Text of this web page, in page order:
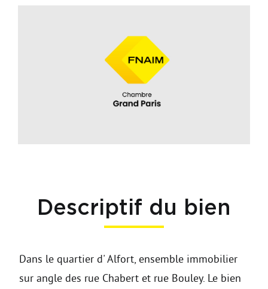
Descriptif du bien
Dans le quartier d' Alfort, ensemble immobilier
sur angle des rue Chabert et rue Bouley. Le bien